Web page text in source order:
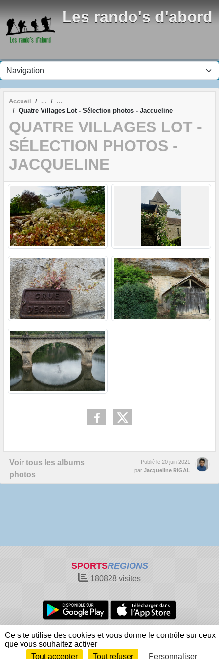
Les rando's d'abord
Accueil
Quatre Villages Lot - Sélection photos - Jacqueline
QUATRE VILLAGES LOT -
SÉLECTION PHOTOS -
JACQUELINE
Voir tous les albums
photos
Publié le 20 juin 2021
par Jacqueline RIGAL
SPORTSREGIONS
180828 visites
Charte cookies
Gestion des cookies
Informations légales
Signaler un contenu inapproprié
Envie de participer ?
Connexion
Ce site utilise des cookies et vous donne le contrôle sur ceux
que vous souhaitez activer
Tout accepter
Tout refuser Personnaliser